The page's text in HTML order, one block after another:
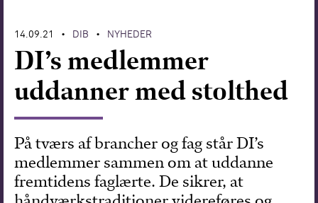
14.09.21 • DIB • NYHEDER
DI’s medlemmer
uddanner med stolthed
På tværs af brancher og fag står DI’s
medlemmer sammen om at uddanne
fremtidens faglærte. De sikrer, at